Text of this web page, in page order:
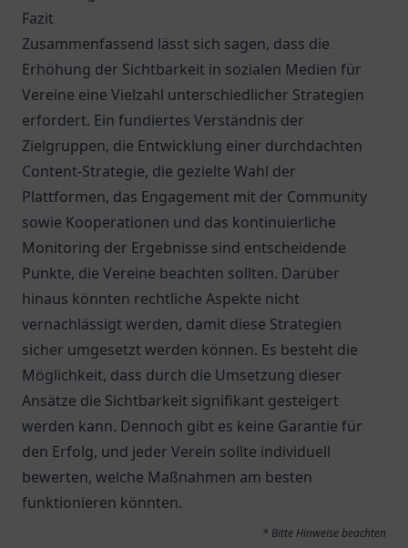
Fazit
Zusammenfassend lässt sich sagen, dass die
Erhöhung der Sichtbarkeit in sozialen Medien für
Vereine eine Vielzahl unterschiedlicher Strategien
erfordert. Ein fundiertes Verständnis der
Zielgruppen, die Entwicklung einer durchdachten
Content-Strategie, die gezielte Wahl der
Plattformen, das Engagement mit der Community
sowie Kooperationen und das kontinuierliche
Monitoring der Ergebnisse sind entscheidende
Punkte, die Vereine beachten sollten. Darüber
hinaus könnten rechtliche Aspekte nicht
vernachlässigt werden, damit diese Strategien
sicher umgesetzt werden können. Es besteht die
Möglichkeit, dass durch die Umsetzung dieser
Ansätze die Sichtbarkeit signifikant gesteigert
werden kann. Dennoch gibt es keine Garantie für
den Erfolg, und jeder Verein sollte individuell
bewerten, welche Maßnahmen am besten
funktionieren könnten.
* Bitte Hinweise beachten